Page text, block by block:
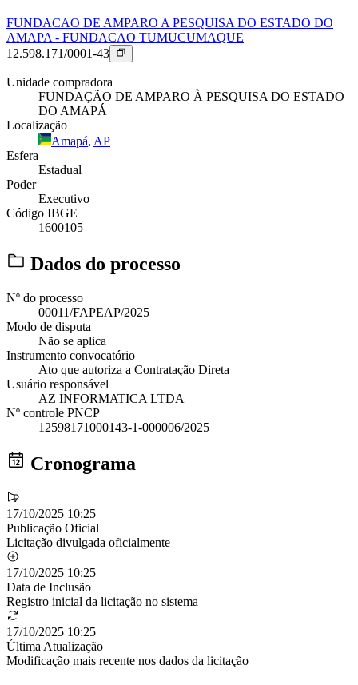
FUNDACAO DE AMPARO A PESQUISA DO ESTADO DO
AMAPA - FUNDACAO TUMUCUMAQUE
12.598.171/0001-43
Unidade compradora
FUNDAÇÃO DE AMPARO À PESQUISA DO ESTADO
DO AMAPÁ
Localização
Amapá, AP
Esfera
Estadual
Poder
Executivo
Código IBGE
1600105
Dados do processo
Nº do processo
00011/FAPEAP/2025
Modo de disputa
Não se aplica
Instrumento convocatório
Ato que autoriza a Contratação Direta
Usuário responsável
AZ INFORMATICA LTDA
Nº controle PNCP
12598171000143-1-000006/2025
Cronograma
17/10/2025 10:25
Publicação Oficial
Licitação divulgada oficialmente
17/10/2025 10:25
Data de Inclusão
Registro inicial da licitação no sistema
17/10/2025 10:25
Última Atualização
Modificação mais recente nos dados da licitação